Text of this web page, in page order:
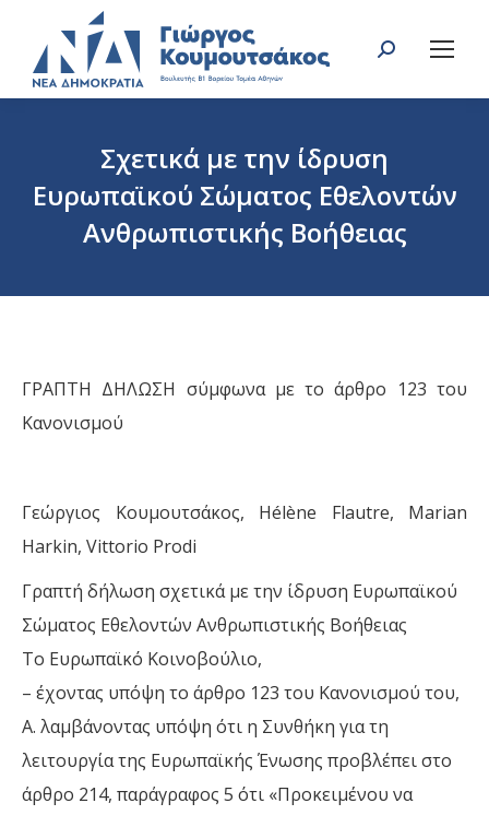
Search:
Σχετικά με την ίδρυση
Ευρωπαϊκού Σώματος Εθελοντών
Ανθρωπιστικής Βοήθειας
ΓΡΑΠΤΗ ΔΗΛΩΣΗ σύμφωνα με το άρθρο 123 του
Κανονισμού
Γεώργιος Κουμουτσάκος, Hélène Flautre, Marian
Harkin, Vittorio Prodi
Γραπτή δήλωση σχετικά με την ίδρυση Ευρωπαϊκού
Σώματος Εθελοντών Ανθρωπιστικής Βοήθειας
Το Ευρωπαϊκό Κοινοβούλιο,
– έχοντας υπόψη το άρθρο 123 του Κανονισμού του,
Α. λαμβάνοντας υπόψη ότι η Συνθήκη για τη
λειτουργία της Ευρωπαϊκής Ένωσης προβλέπει στο
άρθρο 214, παράγραφος 5 ότι «Προκειμένου να